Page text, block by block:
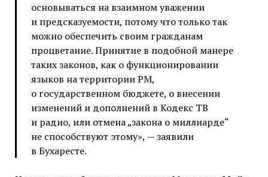
основываться на взаимном уважении
и предсказуемости, потому что только так
можно обеспечить своим гражданам
процветание. Принятие в подобной манере
таких законов, как о функционировании
языков на территории РМ,
о государственном бюджете, о внесении
изменений и дополнений в Кодекс ТВ
и радио, или отмена „закона о миллиарде“
не способствуют этому», — заявили
в Бухаресте.